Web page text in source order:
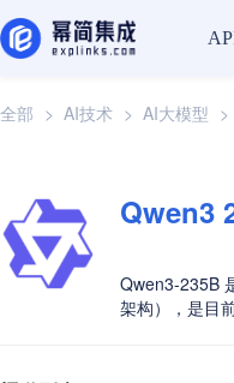
全部 > AI技术 > AI大模型 >
Qwen3
Qwen3-235B
架构），是目